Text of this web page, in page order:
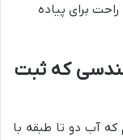
برای پیاده
که ثبت
که آب دو تا طبقه با